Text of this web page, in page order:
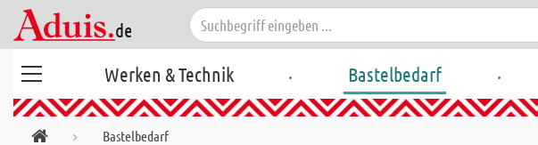
Werken & Technik . Bastelbedarf .
Bastelbedarf